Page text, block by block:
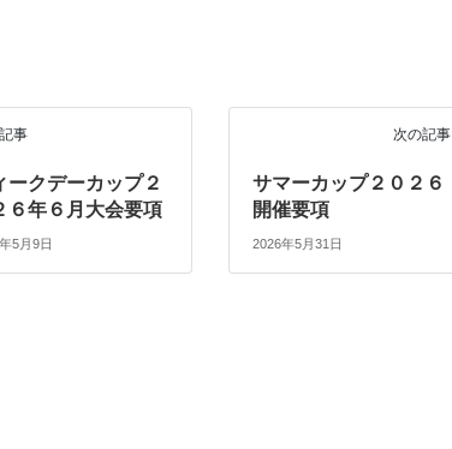
事
ークデーカップ２
６年６月大会要項
5月9日
次の記事
サマーカップ２０２６
開催要項
2026年5月31日